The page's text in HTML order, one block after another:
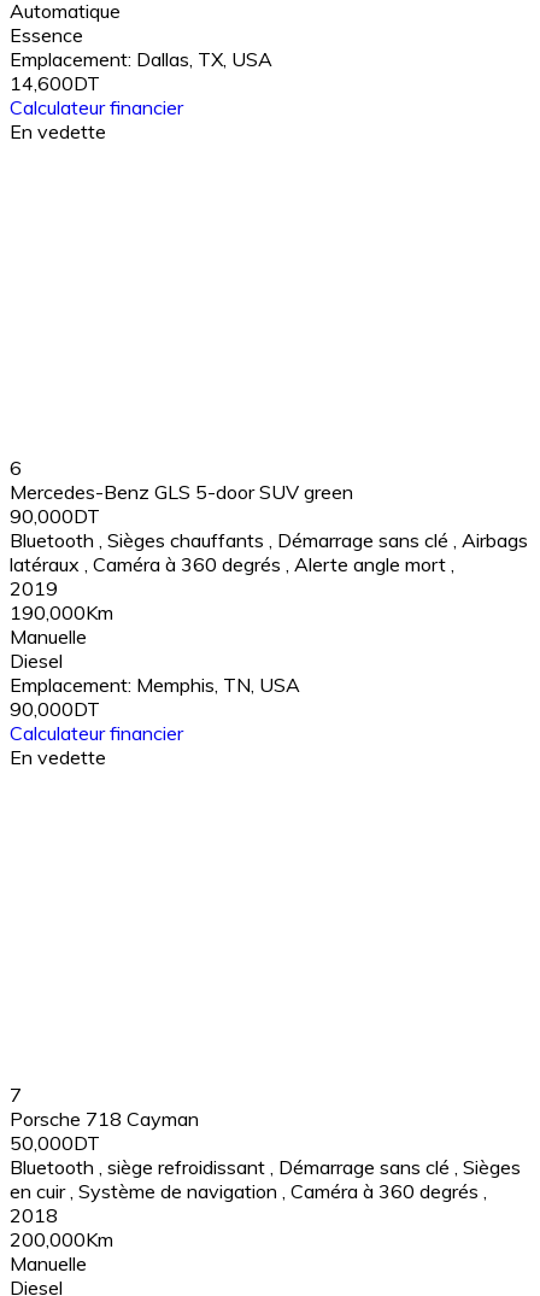
Automatique
Essence
Emplacement: Dallas, TX, USA
14,600DT
Calculateur financier
En vedette
6
Mercedes-Benz GLS 5-door SUV green
90,000DT
Bluetooth , Sièges chauffants , Démarrage sans clé , Airbags
latéraux , Caméra à 360 degrés , Alerte angle mort ,
2019
190,000Km
Manuelle
Diesel
Emplacement: Memphis, TN, USA
90,000DT
Calculateur financier
En vedette
7
Porsche 718 Cayman
50,000DT
Bluetooth , siège refroidissant , Démarrage sans clé , Sièges
en cuir , Système de navigation , Caméra à 360 degrés ,
2018
200,000Km
Manuelle
Diesel